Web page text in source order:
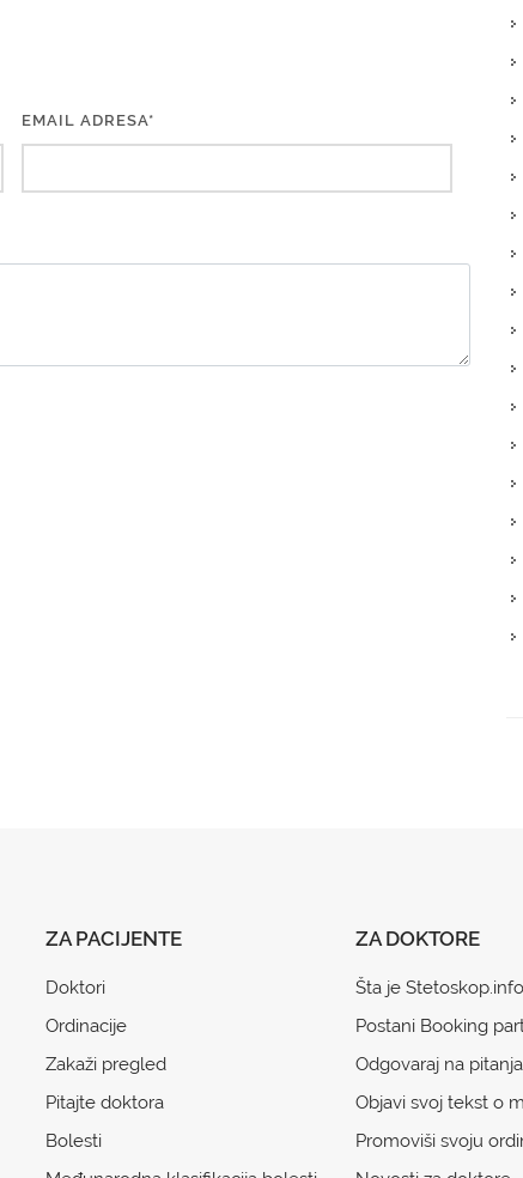
EMAIL ADRESA*
ZA PACIJENTE
Doktori
Ordinacije
Zakaži pregled
Pitajte doktora
Bolesti
ZA DOKTORE
Šta je
Postani Booking
Odgovaraj na
Objavi svoj tekst o
Promoviši svoju